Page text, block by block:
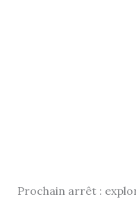
Prochain arrêt :